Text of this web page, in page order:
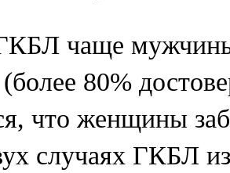
чаще
(более 80%
что женщины
случаях ГКБЛ